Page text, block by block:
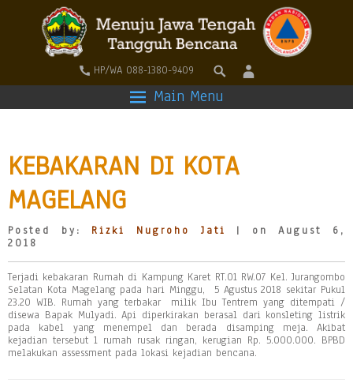
HP/WA 088-1380-9409
Main Menu
KEBAKARAN DI KOTA
MAGELANG
Posted by: Rizki Nugroho Jati
| on August 6,
2018
Terjadi kebakaran Rumah di Kampung Karet RT.01 RW.07 Kel. Jurangombo
Selatan Kota Magelang pada hari Minggu, 5 Agustus 2018 sekitar Pukul
23.20 WIB. Rumah yang terbakar milik Ibu Tentrem yang ditempati /
disewa Bapak Mulyadi. Api diperkirakan berasal dari konsleting listrik
pada kabel yang menempel dan berada disamping meja. Akibat
kejadian tersebut 1 rumah rusak ringan, kerugian Rp. 5.000.000. BPBD
melakukan assessment pada lokasi kejadian bencana.